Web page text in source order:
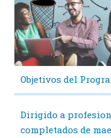
Objetivos del
Dirigido a
completados de